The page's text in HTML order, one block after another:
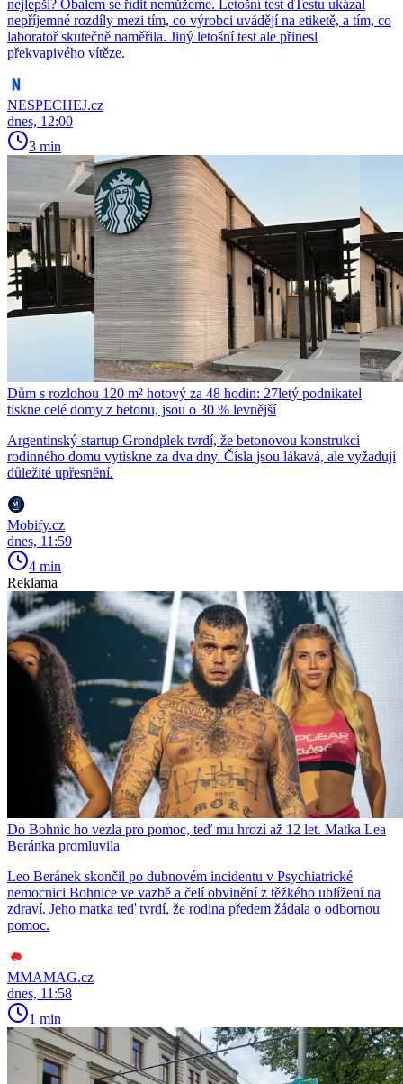
nejlepší? Obalem se řídit nemůžeme. Letošní test dTestu ukázal
nepříjemné rozdíly mezi tím, co výrobci uvádějí na etiketě, a tím, co
laboratoř skutečně naměřila. Jiný letošní test ale přinesl
překvapivého vítěze.
NESPECHEJ.cz
dnes, 12:00
3 min
Dům s rozlohou 120 m² hotový za 48 hodin: 27letý podnikatel
tiskne celé domy z betonu, jsou o 30 % levnější
Argentinský startup Grondplek tvrdí, že betonovou konstrukci
rodinného domu vytiskne za dva dny. Čísla jsou lákavá, ale vyžadují
důležité upřesnění.
Mobify.cz
dnes, 11:59
4 min
Reklama
Do Bohnic ho vezla pro pomoc, teď mu hrozí až 12 let. Matka Lea
Beránka promluvila
Leo Beránek skončil po dubnovém incidentu v Psychiatrické
nemocnici Bohnice ve vazbě a čelí obvinění z těžkého ublížení na
zdraví. Jeho matka teď tvrdí, že rodina předem žádala o odbornou
pomoc.
MMAMAG.cz
dnes, 11:58
1 min